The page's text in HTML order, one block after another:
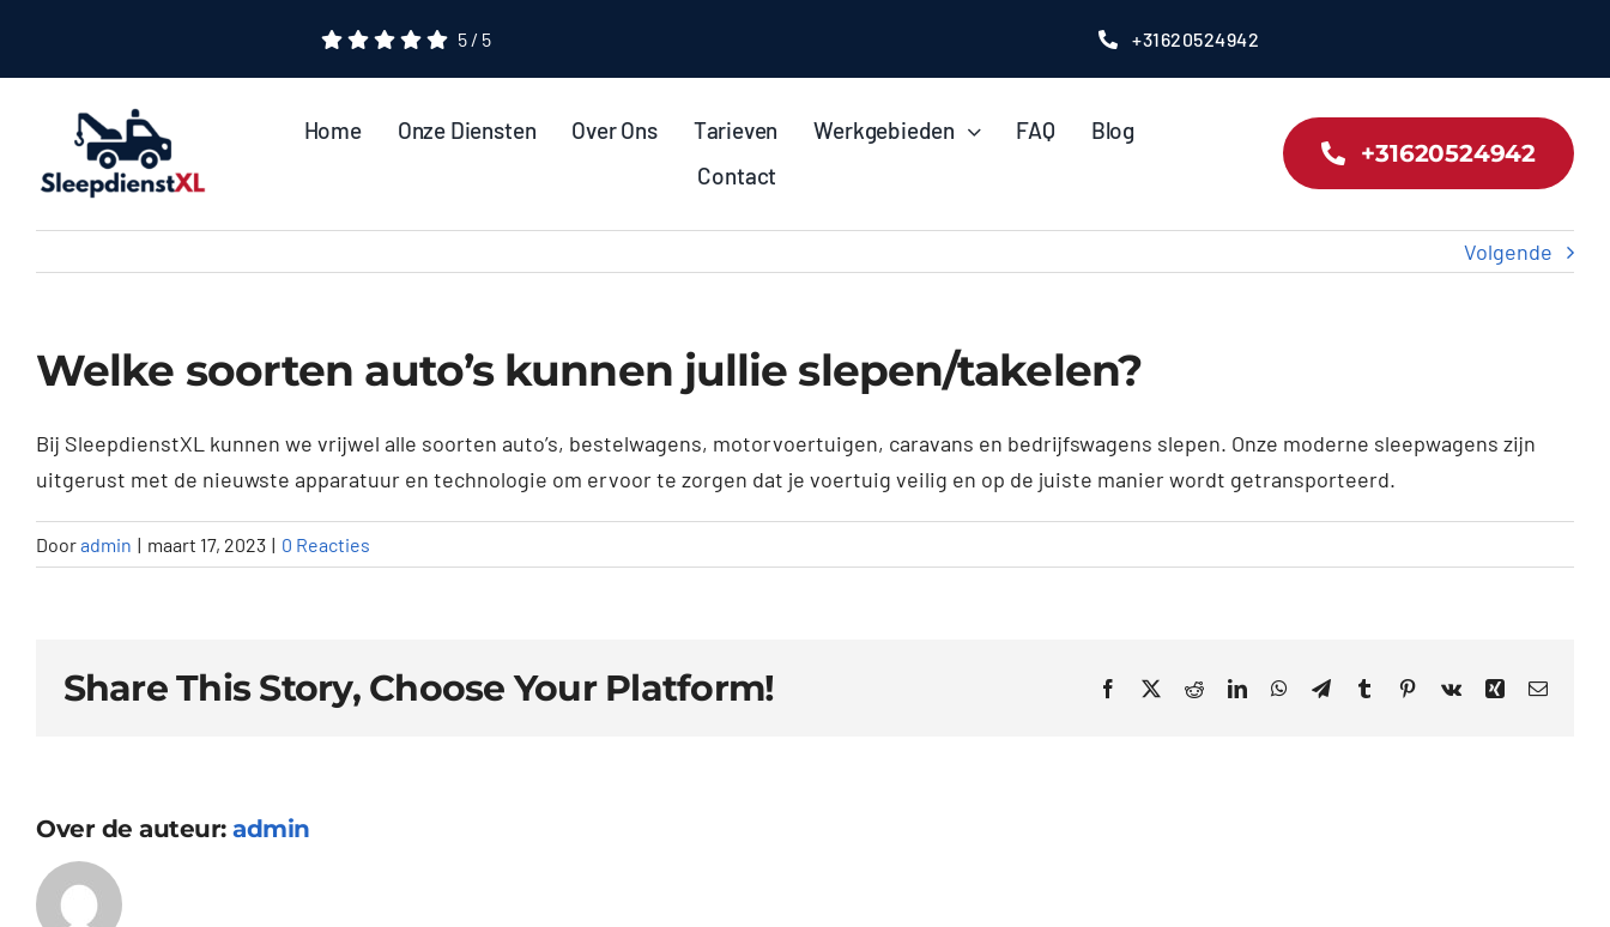
5/ 5 +31620524942
Home Onze Diensten Over Ons Tarieven Werkgebieden FAQ
Blog
Contact
+31620524942
Volgende
Welke soorten auto’s kunnen jullie slepen/takelen?
Bij SleepdienstXL kunnen we vrijwel alle soorten auto’s, bestelwagens, motorvoertuigen, caravans en bedrijfswagens slepen. Onze moderne sleepwagens zijn
uitgerust met de nieuwste apparatuur en technologie om ervoor te zorgen dat je voertuig veilig en op de juiste manier wordt getransporteerd.
Dooradmin | maart 17, 2023 | 0 Reacties
Share This Story, Choose Your Platform! Facebook
X RedditLinkedInWhatsApp
TelegramTumblrPinterest
Vk Xing E-
Over de auteur: admin